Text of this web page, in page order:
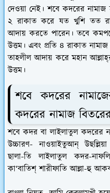
দেওয়া নেই। শবে কদরের
২ রাকাত করে যত খুশি তত
আদায় করতে পারেন। তবে
উত্তম। এবং প্রতি ৪ রাকাত
তাহলীল আদায় করে মহান
উত্তম।
শবে কদরের
কদরের নামাজ
শবে কদর বা লাইলাতুল কদরের
উচ্চারণ-নাওয়াইতুআন্
ছালা-তি লাইলাতুল কদর-
কা‘বাতিশ্ শারীফাতি আল্লা-হু